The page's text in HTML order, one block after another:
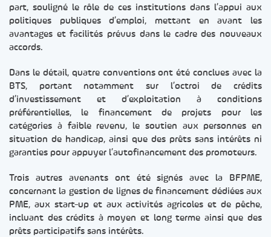
part, souligné le rôle de ces institutions dans l’appui aux
politiques publiques d’emploi, mettant en avant les
avantages et facilités prévus dans le cadre des nouveaux
accords.
Dans le détail, quatre conventions ont été conclues avec la
BTS, portant notamment sur l’octroi de crédits
d’investissement et d’exploitation à conditions
préférentielles, le financement de projets pour les
catégories à faible revenu, le soutien aux personnes en
situation de handicap, ainsi que des prêts sans intérêts ni
garanties pour appuyer l’autofinancement des promoteurs.
Trois autres avenants ont été signés avec la BFPME,
concernant la gestion de lignes de financement dédiées aux
PME, aux start-up et aux activités agricoles et de pêche,
incluant des crédits à moyen et long terme ainsi que des
prêts participatifs sans intérêts.